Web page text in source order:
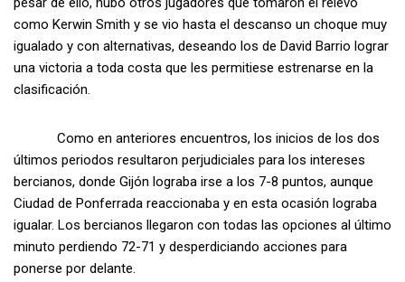
como Kerwin Smith y se vio hasta el descanso un choque muy
igualado y con alternativas, deseando los de David Barrio lograr
una victoria a toda costa que les permitiese estrenarse en la
clasificación.
Como en anteriores encuentros, los inicios de los dos
últimos periodos resultaron perjudiciales para los intereses
bercianos, donde Gijón lograba irse a los 7-8 puntos, aunque
Ciudad de Ponferrada reaccionaba y en esta ocasión lograba
igualar. Los bercianos llegaron con todas las opciones al último
minuto perdiendo 72-71 y desperdiciando acciones para
ponerse por delante.